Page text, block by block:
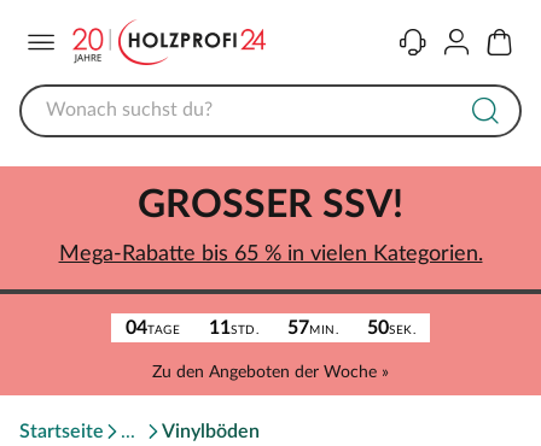
KontaktKonto
04TAGE 11STD. 57MIN. 50SEK.
Zu den Angeboten der Woche »
GROSSER SSV!
Mega-Rabatte bis 65 % in vielen Kategorien.
Startseite Vinylböden